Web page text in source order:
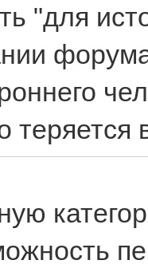
"для
теряется